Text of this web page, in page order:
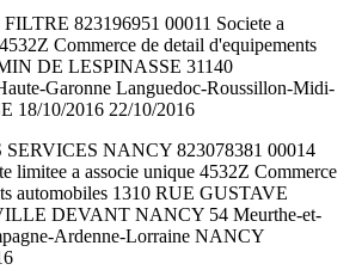
823196951 00011 Societe a
Commerce de detail d'equipements
DE LESPINASSE 31140
Garonne Languedoc-Roussillon-Midi-
18/10/2016 22/10/2016
NANCY 823078381 00014
limitee a associe unique 4532Z Commerce
automobiles 1310 RUE GUSTAVE
DEVANT NANCY 54 Meurthe-et-
Ardenne-Lorraine NANCY